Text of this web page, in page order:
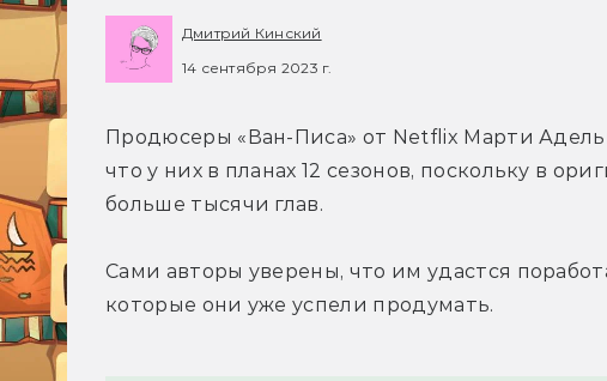
Дмитрий Кинский
14 сентября 2023 г.
Продюсеры «Ван-Писа» от Netflix Марти
что у них в планах 12 сезонов, поскольку в
больше тысячи глав.
Сами авторы уверены, что им удастся
которые они уже успели продумать.